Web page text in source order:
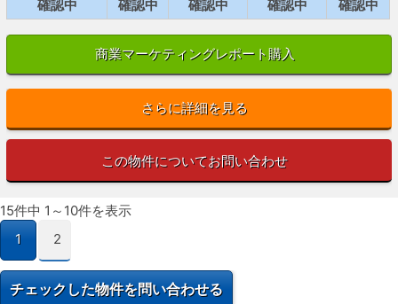
確認中 確認中 確認中 確認中 確認中
商業マーケティングレポート購入
さらに詳細を見る
この物件についてお問い合わせ
15件中 1～10件を表示
1
2